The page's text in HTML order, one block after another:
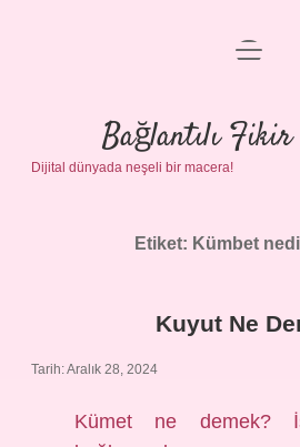
Anasayfa
Gizlilik
Yasal Uyarı
menüyü
Bağlantılı Fikir
Dijital dünyada neşeli bir macera!
Etiket: Kümbet
Kuyut Ne
Tarih: Aralık 28, 2024
Kümet ne demek?